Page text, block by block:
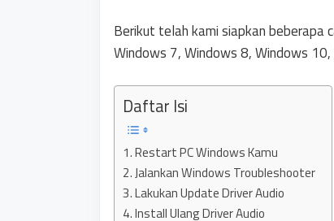
Berikut telah kami siapkan beberapa
Windows 7, Windows 8, Windows
Daftar Isi
1. Restart PC Windows Kamu
2. Jalankan Windows Troubleshooter
3. Lakukan Update Driver Audio
4. Install Ulang Driver Audio